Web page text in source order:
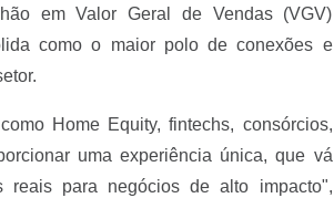
em Valor Geral de Vendas (VGV)
como o maior polo de conexões e
Home Equity, fintechs, consórcios,
uma experiência única, que vá
reais para negócios de alto impacto",